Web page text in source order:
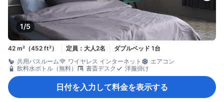
1/5
42 m²（452 ft²） 定員：大人2名
ダブルベッド 1台
共用バスルーム
ワイヤレス インターネット
エアコン
飲料水ボトル（無料）
書斎デスク 洋服掛け
日付を入力して料金を表示する